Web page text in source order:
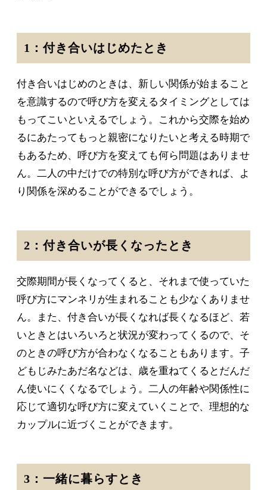
1：付き合いはじめたとき
付き合いはじめのときは、新しい関係が始まること
を意識するので呼び方を変えるタイミングとしては
もってこいといえるでしょう。これから交際を始め
るにあたってもっと親密になりたいと考える時期で
もあるため、呼び方を変えても何ら問題はありませ
ん。二人の中だけでの特別な呼び方ができれば、よ
り関係を深めることができるでしょう。
2：付き合いが長くなったとき
交際期間が長くなってくると、それまで使っていた
呼び方にマンネリが生まれることも少なくありませ
ん。また、付き合いが長くなれば長くなるほど、若
いときとはいろいろと状況が変わってくるので、そ
のときの呼び方が合わなくなることもあります。子
どもじみたあだ名などは、歳を重ねてくるとだんだ
ん使いにくくなるでしょう。二人の年齢や関係性に
応じて適切な呼び方に変えていくことで、理想的な
カップルに近づくことができます。
3：一緒に暮らすとき